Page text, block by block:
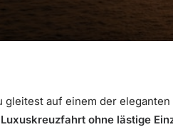
gleitest auf einem der
Luxuskreuzfahrt ohne lästige